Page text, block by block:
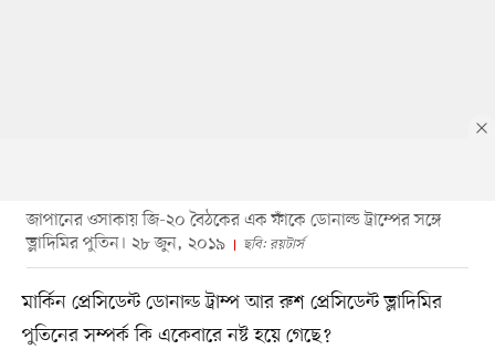
জাপানের ওসাকায় জি-২০ বৈঠকের এক ফাঁকে ডোনাল্ড ট্রাম্পের সঙ্গে
ভ্লাদিমির পুতিন। ২৮ জুন, ২০১৯
ছবি: রয়টার্স
মার্কিন প্রেসিডেন্ট ডোনাল্ড ট্রাম্প আর রুশ প্রেসিডেন্ট ভ্লাদিমির
পুতিনের সম্পর্ক কি একেবারে নষ্ট হয়ে গেছে?